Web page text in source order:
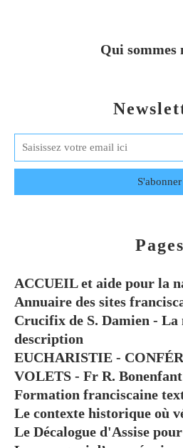
Pages
ACCUEIL et aide pour la
Annuaire des sites
Crucifix de S. Damien - La
description
EUCHARISTIE -
VOLETS - Fr R. Bonenfant
Formation franciscaine
Le contexte historique où
Le Décalogue d'Assise
Qui sommes